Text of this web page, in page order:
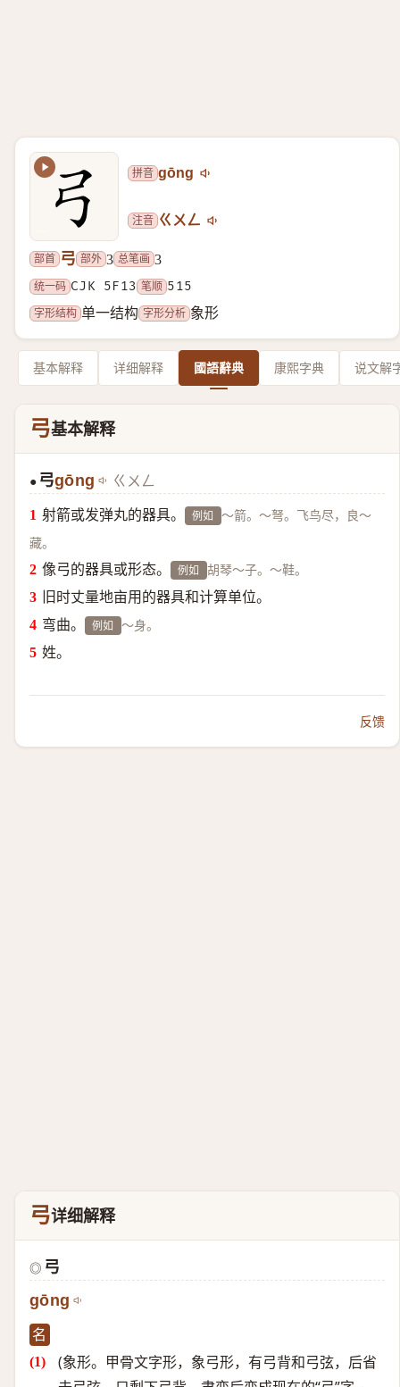
拼音 gōng
注音 ㄍㄨㄥ
部首 弓 部外 3 总笔画 3
统一码 CJK 5F13 笔顺 515
字形结构 单一结构 字形分析 象形
基本解释 详细解释 國語辭典 康熙字典 说文解
弓基本解释
● 弓gōng ㄍㄨㄥ
射箭或发弹丸的器具。 例如 ～箭。～弩。飞鸟尽，良～
藏。
像弓的器具或形态。 例如 胡琴～子。～鞋。
旧时丈量地亩用的器具和计算单位。
弯曲。
例如 ～身。
姓。
反馈
弓详细解释
◎ 弓
gōng
名
(象形。甲骨文字形，象弓形，有弓背和弓弦，后省